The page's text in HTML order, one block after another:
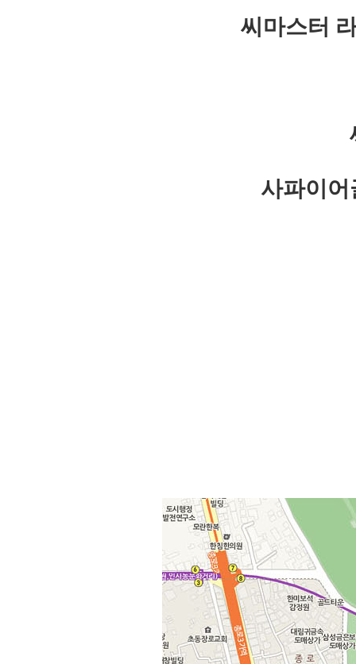
씨마스터
사파이